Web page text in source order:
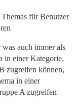
für Benutzer
auch immer als
in einer Kategorie,
zugreifen können,
in einer
A zugreifen